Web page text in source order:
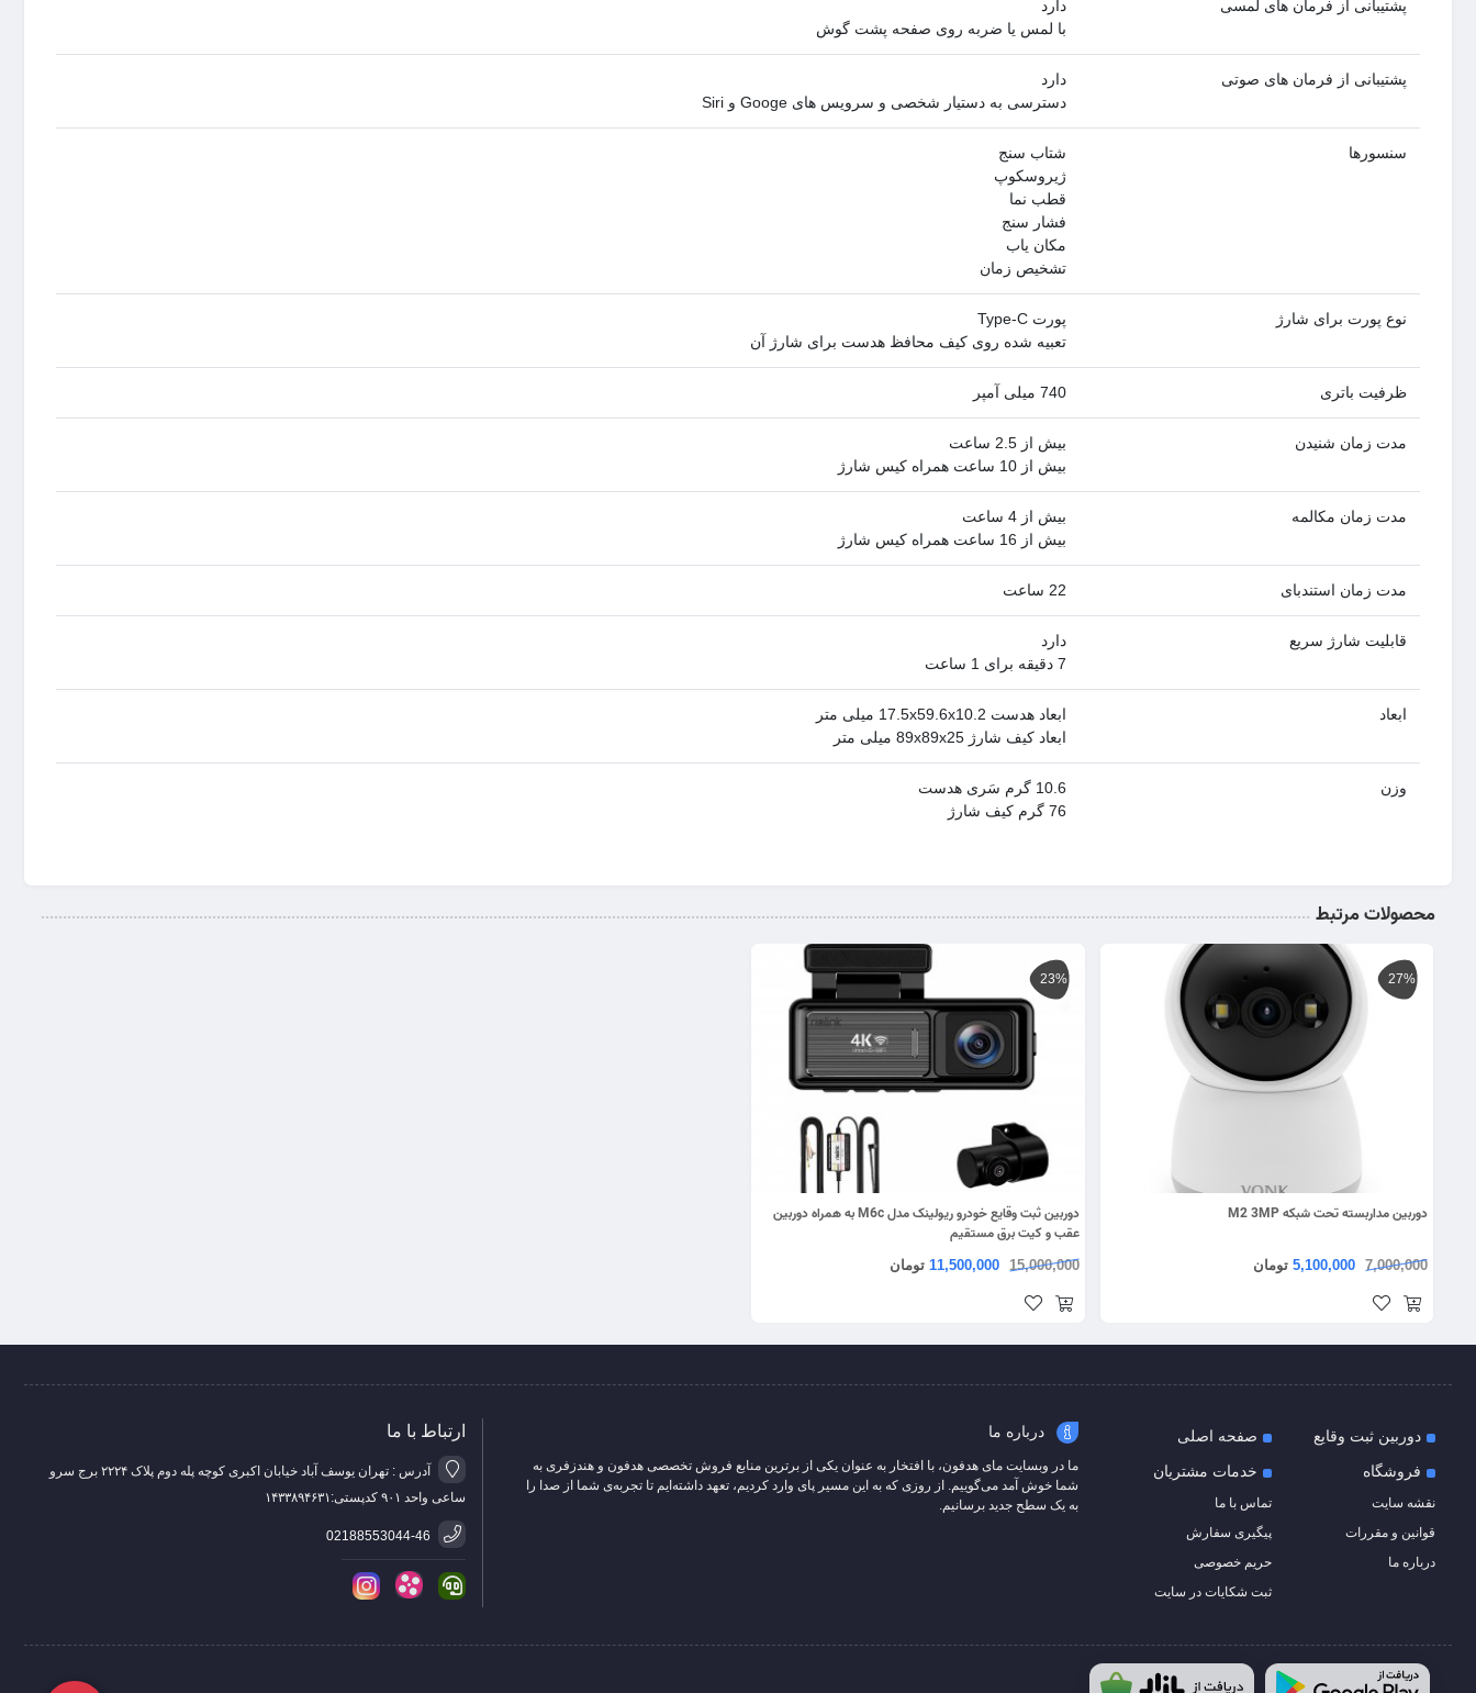
پشتیبانی از فرمان های لمسی
دارد
با لمس یا ضربه روی صفحه پشت گوش
پشتیبانی از فرمان های صوتی
دارد
دسترسی به دستیار شخصی و سرویس های Googe و Siri
سنسورها
شتاب سنج
ژیروسکوپ
قطب نما
فشار سنج
مکان یاب
تشخیص زمان
نوع پورت برای شارژ
پورت Type-C
تعبیه شده روی کیف محافظ هدست برای شارژ آن
ظرفیت باتری 740 میلی آمپر
مدت زمان شنیدن
بیش از 2.5 ساعت
بیش از 10 ساعت همراه کیس شارژ
مدت زمان مکالمه
بیش از 4 ساعت
بیش از 16 ساعت همراه کیس شارژ
مدت زمان استندبای 22 ساعت
قابلیت شارژ سریع
دارد
7 دقیقه برای 1 ساعت
ابعاد
ابعاد هدست 17.5x59.6x10.2 میلی متر
ابعاد کیف شارژ 89x89x25 میلی متر
وزن
10.6 گرم سَری هدست
76 گرم کیف شارژ
محصولات مرتبط
27%
دوربین مداربسته تحت شبکه M2 3MP
7,000,000
5,100,000 تومان
23%
دوربین ثبت وقایع خودرو ریولینک مدل M6c به همراه دوربین
عقب و کیت برق مستقیم
15,000,000
11,500,000 تومان
دوربین ثبت وقایع
صفحه اصلی
فروشگاه
نقشه سایت
قوانین و مقررات
درباره ما
خدمات مشتریان
تماس با ما
پیگیری سفارش
حریم خصوصی
ثبت شکایات در سایت
درباره ما
ما در وبسایت مای هدفون، با افتخار به عنوان یکی از برترین منابع فروش تخصصی هدفون و هندزفری به
شما خوش آمد می‌گوییم. از روزی که به این مسیر پای وارد کردیم، تعهد داشته‌ایم تا تجربه‌ی شما از صدا را
به یک سطح جدید برسانیم.
ارتباط با ما
آدرس : تهران یوسف آباد خیابان اکبری کوچه پله دوم پلاک ۲۲۲۴ برج سرو
ساعی واحد ۹۰۱ کدپستی:۱۴۳۳۸۹۴۶۳۱
02188553044-46